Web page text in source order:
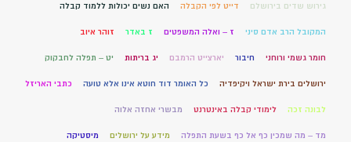
גירוש שדים בירושלם דייט לפי הקבלה האם נשים יכולות ללמוד קבלה
המקובל הרב אדם סיני ז – ואלה המשפטים ז באדר זוהר איוב
חומר גשמי ורוחני חיבור יארצייט הרמבם יג בריתות יט – תפלה לחבקוק
ירושלים בירת ישראל ויקיפדיה כל האומר דוד חוטא אינו אלא טועה כתבי האריזל
לבונה זכה לימודי קבלה באינטרנט מבשרי אחזה אלוה
מד – מה שמכין כף אל כף בשעת התפלה מידע על ירושלים מיסטיקה